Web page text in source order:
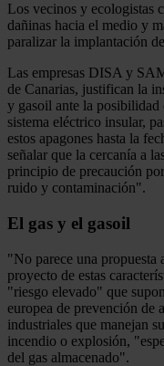
Los vecinos y ecologistas
dañinas hacia el medio y
paralizar la implantación
Las empresas DISA y
de Canarias, justifican la
y gasoil ante la posibilidad
sistema eléctrico insular,
estos apagones hasta la
señalar que la cercanía a
principio de precaución
ruido y contaminación".
El gas y el gasoil
"No parece una propuesta
proyecto de estas
"riesgo elevado" que
europea de prevención de
industriales que manejan
incendio o explosión,
del gas almacenado".